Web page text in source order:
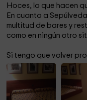
Hoces, lo que hacen
En cuanto a
multitud de bares y
como en ningún otro
Si tengo que volver